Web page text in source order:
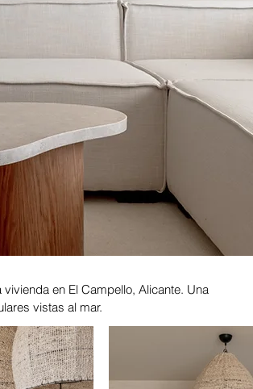
en El Campello, Alicante. Una
vistas al mar.